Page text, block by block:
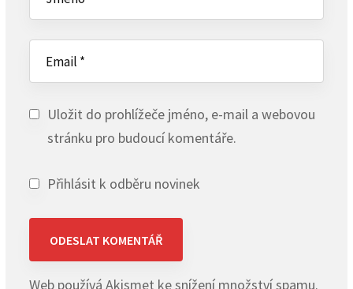
Uložit do prohlížeče jméno, e-mail a webovou
stránku pro budoucí komentáře.
Přihlásit k odběru novinek
Web používá Akismet ke snížení množství spamu.